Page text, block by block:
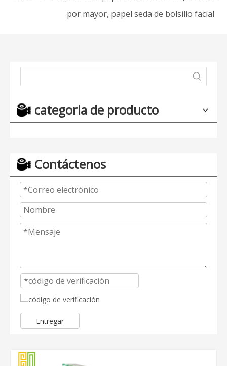
por mayor, papel seda de bolsillo facial
categoria de producto
Contáctenos
Entregar